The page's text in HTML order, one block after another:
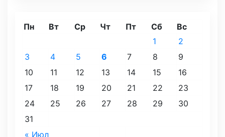
Пн Вт Ср Чт Пт Сб Вс
« Июл
1
2
3
4 5 6 7 8
9
10
11 12 13 14 15
16
17
18 19 20 21 22
23
24
25 26 27 28 29
30
31